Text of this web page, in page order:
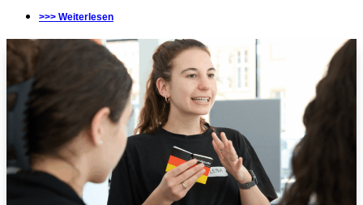
>>> Weiterlesen